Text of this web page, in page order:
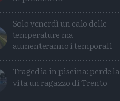
Solo venerdì un calo delle
temperature ma
aumenteranno i temporali
Tragedia in piscina: perde la
vita un ragazzo di Trento